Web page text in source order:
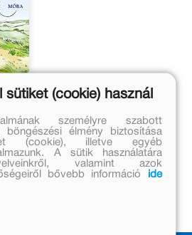
sütiket (cookie) használ
személyre szabott
böngészési élmény biztosítása
(cookie), illetve egyéb
A sütik használatára
valamint azok
bővebb információ
ide